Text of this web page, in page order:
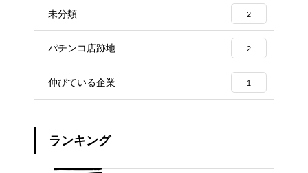
未分類 2
パチンコ店跡地 2
伸びている企業 1
ランキング